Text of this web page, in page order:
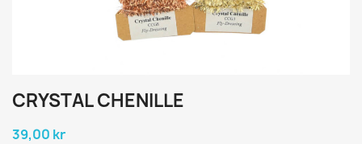
CRYSTAL CHENILLE
39,00 kr